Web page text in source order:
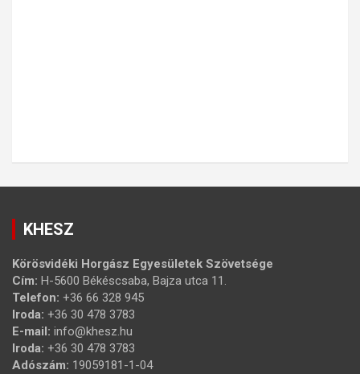
KHESZ
Körösvidéki Horgász Egyesületek Szövetsége
Cím: H-5600 Békéscsaba, Bajza utca 11.
Telefon: +36 66 328 945
Iroda: +36 30 478 3783
E-mail: info@khesz.hu
Iroda: +36 30 478 3783
Adószám: 19059181-1-04